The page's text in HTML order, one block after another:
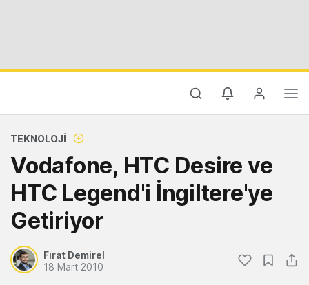
TEKNOLOJI
Vodafone, HTC Desire ve
HTC Legend'i İngiltere'ye
Getiriyor
Fırat Demirel
18 Mart 2010